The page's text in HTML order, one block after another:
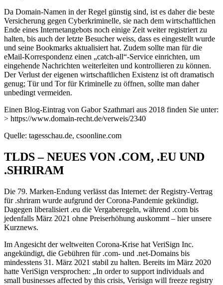
Da Domain-Namen in der Regel günstig sind, ist es daher die beste
Versicherung gegen Cyberkriminelle, sie nach dem wirtschaftlichen
Ende eines Internetangebots noch einige Zeit weiter registriert zu
halten, bis auch der letzte Besucher weiss, dass es eingestellt wurde
und seine Bookmarks aktualisiert hat. Zudem sollte man für die
eMail-Korrespondenz einen „catch-all“-Service einrichten, um
eingehende Nachrichten weiterleiten und kontrollieren zu können.
Der Verlust der eigenen wirtschaftlichen Existenz ist oft dramatisch
genug; Tür und Tor für Kriminelle zu öffnen, sollte man daher
unbedingt vermeiden.
Einen Blog-Eintrag von Gabor Szathmari aus 2018 finden Sie unter:
> https://www.domain-recht.de/verweis/2340
Quelle: tagesschau.de, csoonline.com
TLDS – NEUES VON .COM, .EU UND
.SHRIRAM
Die 79. Marken-Endung verlässt das Internet: der Registry-Vertrag
für .shriram wurde aufgrund der Corona-Pandemie gekündigt.
Dagegen liberalisiert .eu die Vergaberegeln, während .com bis
jedenfalls März 2021 ohne Preiserhöhung auskommt – hier unsere
Kurznews.
Im Angesicht der weltweiten Corona-Krise hat VeriSign Inc.
angekündigt, die Gebühren für .com- und .net-Domains bis
mindesstens 31. März 2021 stabil zu halten. Bereits im März 2020
hatte VeriSign versprochen: „In order to support individuals and
small businesses affected by this crisis, Verisign will freeze registry